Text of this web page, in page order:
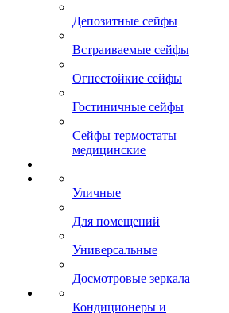
Депозитные сейфы
Встраиваемые сейфы
Огнестойкие сейфы
Гостиничные сейфы
Сейфы термостаты
медицинские
Уличные
Для помещений
Универсальные
Досмотровые зеркала
Кондиционеры и